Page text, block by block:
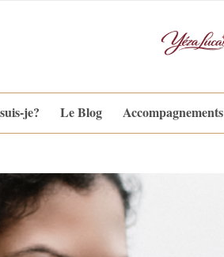
je? Le Blog Accompagnements